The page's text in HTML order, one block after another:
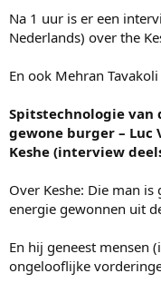
Na 1 uur is er een
Nederlands) over the
En ook Mehran
Spitstechnologie van
gewone burger – Luc
Keshe (interview
Over Keshe: Die man
energie gewonnen uit
En hij geneest mensen
ongelooflijke